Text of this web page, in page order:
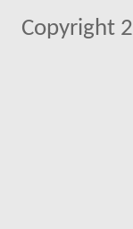
Copyright